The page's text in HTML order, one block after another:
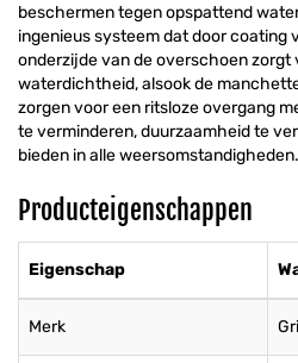
beschermen tegen opspattend
ingenieus systeem dat door coating
onderzijde van de overschoen zorgt
waterdichtheid, alsook de
zorgen voor een ritsloze overgang
te verminderen, duurzaamheid te
bieden in alle weersomstandigheden.
Producteigenschappen
Eigenschap
Merk